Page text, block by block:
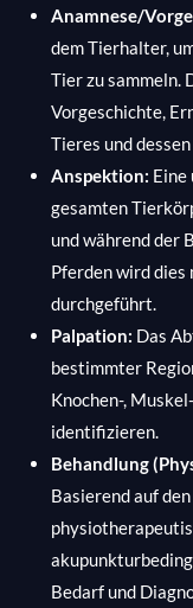
Anamnese/
dem Tierhalter,
Tier zu sammeln.
Vorgeschichte,
Tieres und
Anspektion: Eine
gesamten
und während der
Pferden wird dies
durchgeführt.
Palpation: Das
bestimmter
Knochen-,
identifizieren.
Behandlung
Basierend auf
Bedarf und